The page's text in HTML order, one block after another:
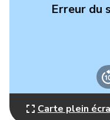
Erreur du
Carte plein